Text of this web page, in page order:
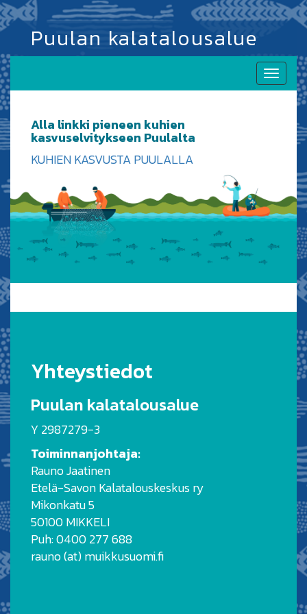
Puulan kalatalousalue
Toggle
Alla linkki pieneen kuhien
kasvuselvitykseen Puulalta
KUHIEN KASVUSTA PUULALLA
Yhteystiedot
Puulan kalatalousalue
Y 2987279-3
Toiminnanjohtaja:
Rauno Jaatinen
Etelä-Savon Kalatalouskeskus ry
Mikonkatu 5
50100 MIKKELI
Puh: 0400 277 688
rauno (at) muikkusuomi.fi